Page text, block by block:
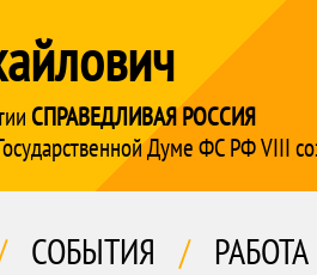
СПРАВЕДЛИВАЯ РОССИЯ
Думе ФС РФ VIII
СОБЫТИЯ / РАБОТА